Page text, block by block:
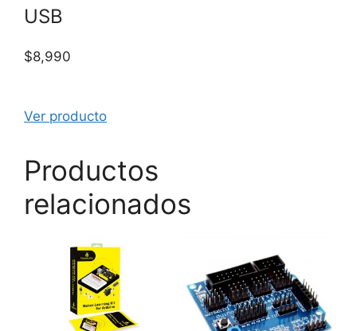
USB
$8,990
Ver producto
Productos
relacionados